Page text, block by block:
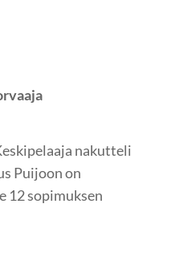
nakutteli
Puijoon on
12 sopimuksen